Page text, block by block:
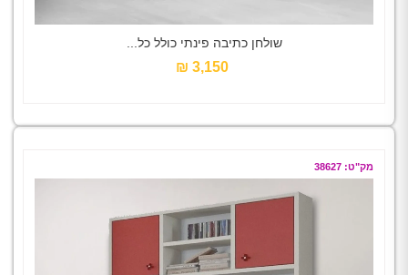
שולחן כתיבה פינתי כולל כל...
3,150 ₪‎
מק"ט: 38627